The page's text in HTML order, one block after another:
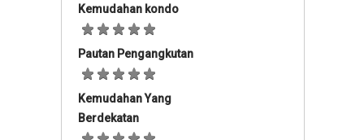
Kemudahan kondo
Pautan Pengangkutan
Kemudahan Yang
Berdekatan